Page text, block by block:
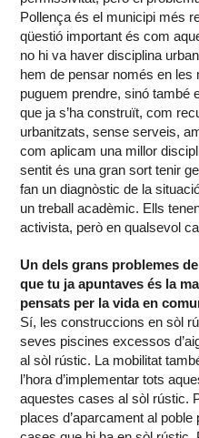
Pollença és el municipi més
qüestió important és com
no hi va haver disciplina
hem de pensar només en
puguem prendre, sinó també
que ja s’ha construït, com
urbanitzats, sense serveis,
com aplicam una millor
sentit és una gran sort tenir
fan un diagnòstic de la
un treball acadèmic. Ells
activista, però en qualsevol
Un dels grans problemes
que tu ja apuntaves és la
pensats per la vida en
Sí, les construccions en sòl
seves piscines excessos
al sòl rústic. La mobilitat
l’hora d’implementar tots
aquestes cases al sòl rústic.
places d’aparcament al